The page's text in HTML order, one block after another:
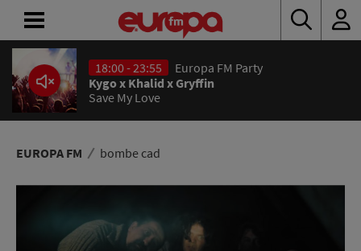
18:00 - 23:55
Europa FM Party
Kygo x Khalid x Gryffin
Save My Love
EUROPA FM bombe cad
ACASĂ
ȘTIRI
RADIO
CONCURSURI
PODCAST